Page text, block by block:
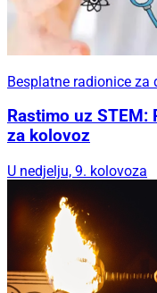
Besplatne radionice za
Rastimo uz
za kolovoz
U nedjelju, 9. kolovoza